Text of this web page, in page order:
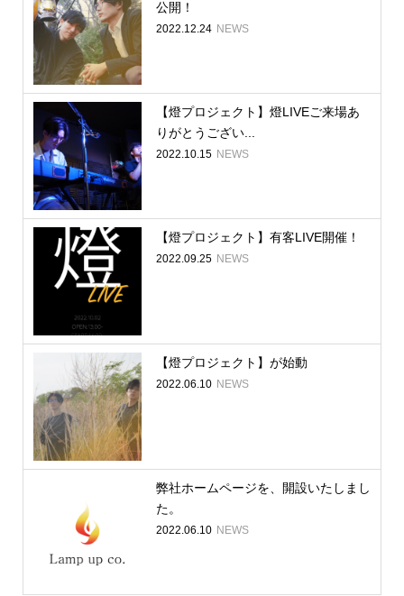
公開！
2022.12.24 NEWS
【燈プロジェクト】燈LIVEご来場あ
りがとうござい...
2022.10.15 NEWS
【燈プロジェクト】有客LIVE開催！
2022.09.25 NEWS
【燈プロジェクト】が始動
2022.06.10 NEWS
弊社ホームページを、開設いたしまし
た。
2022.06.10 NEWS